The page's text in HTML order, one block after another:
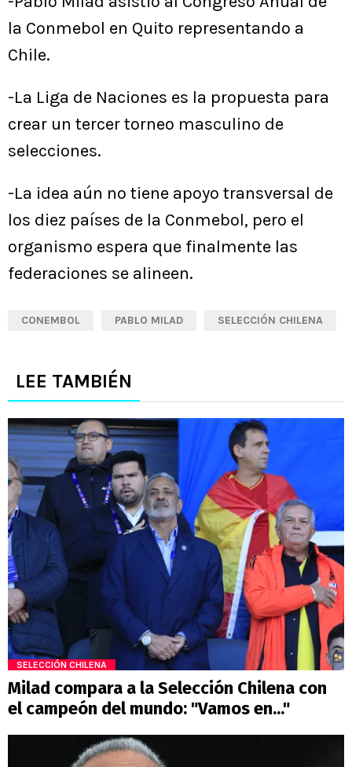
la Conmebol en Quito representando a
Chile.
-La Liga de Naciones es la propuesta para
crear un tercer torneo masculino de
selecciones.
-La idea aún no tiene apoyo transversal de
los diez países de la Conmebol, pero el
organismo espera que finalmente las
federaciones se alineen.
CONEMBOL PABLO MILAD SELECCIÓN CHILENA
LEE TAMBIÉN
SELECCIÓN CHILENA
Milad compara a la Selección Chilena con
el campeón del mundo: "Vamos en..."